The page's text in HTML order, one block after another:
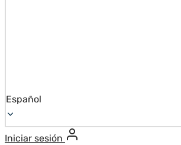
Español
Iniciar sesión